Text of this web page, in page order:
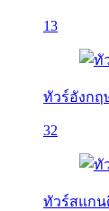
13
ทัวร์อังกฤ
32
ทัวร์สแกน